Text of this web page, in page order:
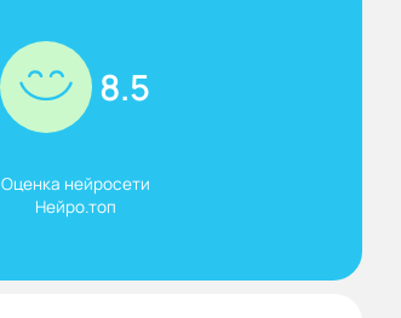
8.5
Оценка нейросети
Нейро.топ